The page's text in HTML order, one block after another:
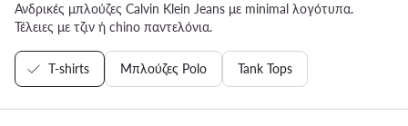
Ανδρικές μπλούζες Calvin Klein Jeans με minimal λογότυπα.
Τέλειες με τζιν ή chino παντελόνια.
T-shirts Μπλούζες Polo Tank Tops